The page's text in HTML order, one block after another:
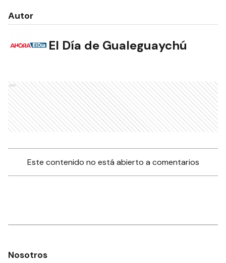
Autor
El Día de Gualeguaychú
Ads
Este contenido no está abierto a comentarios
Nosotros